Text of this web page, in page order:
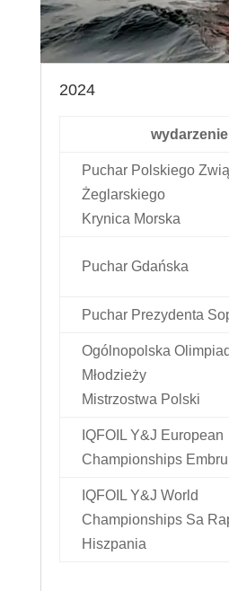
2024
wydarzenie
Puchar Polskiego
Żeglarskiego
Krynica Morska
Puchar Gdańska
Puchar Prezydenta
Ogólnopolska
Młodzieży
Mistrzostwa Polski
IQFOIL Y&J European
Championships
IQFOIL Y&J World
Championships Sa
Hiszpania